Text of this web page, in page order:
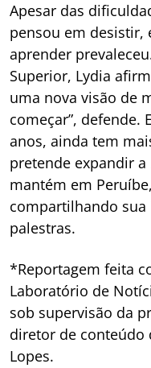
Apesar das
pensou em desistir,
aprender
Superior, Lydia
uma nova visão de
começar”, defende.
anos, ainda tem
pretende expandir
mantém em
compartilhando
palestras.
*Reportagem feita
Laboratório de
sob supervisão da
diretor de conteúdo
Lopes.